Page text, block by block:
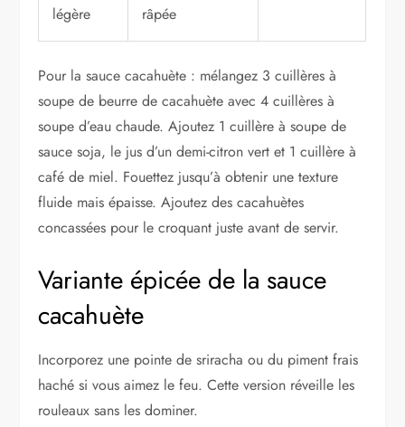
légère
râpée
Pour la sauce cacahuète : mélangez 3 cuillères à
soupe de beurre de cacahuète avec 4 cuillères à
soupe d’eau chaude. Ajoutez 1 cuillère à soupe de
sauce soja, le jus d’un demi-citron vert et 1 cuillère à
café de miel. Fouettez jusqu’à obtenir une texture
fluide mais épaisse. Ajoutez des cacahuètes
concassées pour le croquant juste avant de servir.
Variante épicée de la sauce
cacahuète
Incorporez une pointe de sriracha ou du piment frais
haché si vous aimez le feu. Cette version réveille les
rouleaux sans les dominer.